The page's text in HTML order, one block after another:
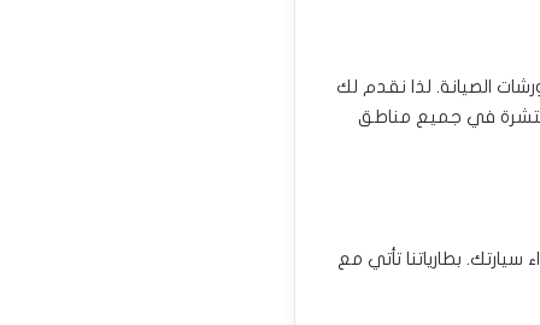
الصيانة. لذا نقدم لك
في جميع مناطق
بطارياتنا تأتي مع